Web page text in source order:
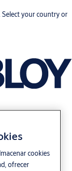
your country or
cookies
ofrecer